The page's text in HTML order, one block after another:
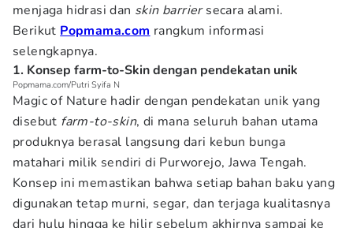
menjaga hidrasi dan skin barriersecara alami.
Berikut Popmama.com rangkum informasi
selengkapnya.
1. Konsep farm-to-Skin dengan pendekatan unik
Popmama.com/Putri Syifa N
Magic of Nature hadir dengan pendekatan unik yang
disebut farm-to-skin, di mana seluruh bahan utama
produknya berasal langsung dari kebun bunga
matahari milik sendiri di Purworejo, Jawa Tengah.
Konsep ini memastikan bahwa setiap bahan baku yang
digunakan tetap murni, segar, dan terjaga kualitasnya
dari hulu hingga ke hilir sebelum akhirnya sampai ke